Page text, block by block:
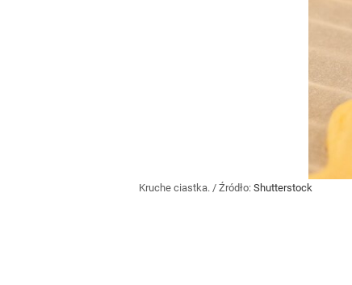
Kruche ciastka. / Źródło: Shutterstock